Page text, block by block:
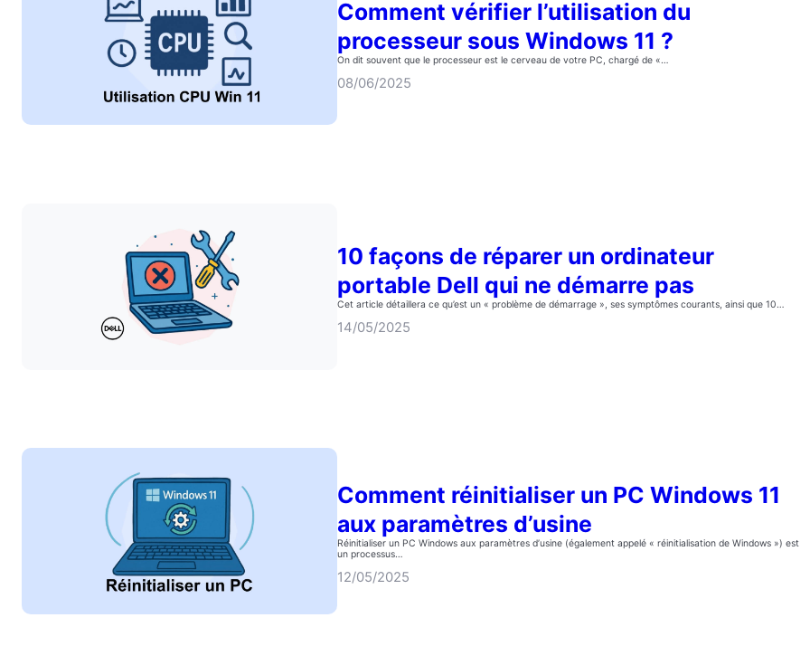
Comment vérifier l’utilisation du
processeur sous Windows 11 ?
On dit souvent que le processeur est le cerveau de votre PC, chargé de «…
08/06/2025
10 façons de réparer un ordinateur
portable Dell qui ne démarre pas
Cet article détaillera ce qu’est un « problème de démarrage », ses symptômes courants, ainsi que 10…
14/05/2025
Comment réinitialiser un PC Windows 11
aux paramètres d’usine
Réinitialiser un PC Windows aux paramètres d’usine (également appelé « réinitialisation de Windows ») est
un processus…
12/05/2025